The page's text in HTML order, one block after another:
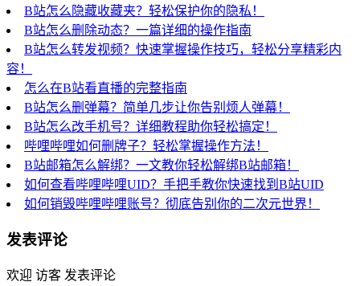
B站怎么隐藏收藏夹？轻松保护你的隐私！
B站怎么删除动态？一篇详细的操作指南
B站怎么转发视频？快速掌握操作技巧，轻松分享精彩内
容！
怎么在B站看直播的完整指南
B站怎么删弹幕？简单几步让你告别烦人弹幕！
B站怎么改手机号？详细教程助你轻松搞定！
哔哩哔哩如何删牌子？轻松掌握操作方法！
B站邮箱怎么解绑？一文教你轻松解绑B站邮箱！
如何查看哔哩哔哩UID？手把手教你快速找到B站UID
如何销毁哔哩哔哩账号？彻底告别你的二次元世界！
发表评论
欢迎 访客 发表评论